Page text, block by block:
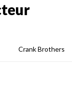
Crank Brothers